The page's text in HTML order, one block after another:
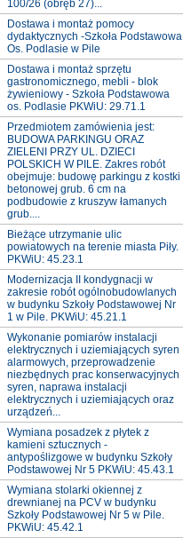
100/26 (obręb 27)...
Dostawa i montaż pomocy
dydaktycznych -Szkoła Podstawowa
Os. Podlasie w Pile
Dostawa i montaż sprzętu
gastronomicznego, mebli - blok
żywieniowy - Szkoła Podstawowa
os. Podlasie PKWiU: 29.71.1
Przedmiotem zamówienia jest:
BUDOWA PARKINGU ORAZ
ZIELENI PRZY UL. DZIECI
POLSKICH W PILE. Zakres robót
obejmuje: budowę parkingu z kostki
betonowej grub. 6 cm na
podbudowie z kruszyw łamanych
grub....
Bieżące utrzymanie ulic
powiatowych na terenie miasta Piły.
PKWiU: 45.23.1
Modernizacja II kondygnacji w
zakresie robót ogólnobudowlanych
w budynku Szkoły Podstawowej Nr
1 w Pile. PKWiU: 45.21.1
Wykonanie pomiarów instalacji
elektrycznych i uziemiających syren
alarmowych, przeprowadzenie
niezbędnych prac konserwacyjnych
syren, naprawa instalacji
elektrycznych i uziemiających oraz
urządzeń...
Wymiana posadzek z płytek z
kamieni sztucznych -
antypoślizgowe w budynku Szkoły
Podstawowej Nr 5 PKWiU: 45.43.1
Wymiana stolarki okiennej z
drewnianej na PCV w budynku
Szkoły Podstawowej Nr 5 w Pile.
PKWiU: 45.42.1